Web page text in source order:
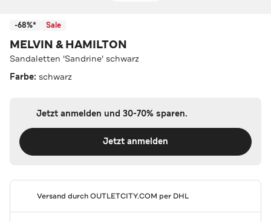
-68%* Sale
MELVIN & HAMILTON
Sandaletten 'Sandrine' schwarz
Farbe: schwarz
Jetzt anmelden und 30-70% sparen.
Jetzt anmelden
Versand durchOUTLETCITY.COM per DHL